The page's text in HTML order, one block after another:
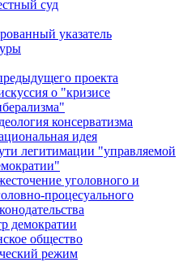
суд
указатель
проекта
о "кризисе
консерватизма
идея
легитимации "управляемой
уголовного и
процесуального
демократии
общество
режим